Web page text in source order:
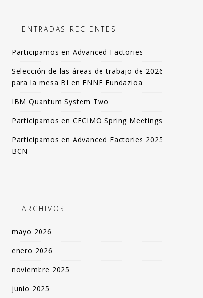
de decisiones.
comparto esas experiencias,
forma resumida pero clara. La
los podrás leer en 3-4
disfrutes tanto como yo.
-
ENTRADAS RECIENTES
Participamos en Advanced Factories
Selección de las áreas de trabajo de 2026
para la mesa BI en ENNE Fundazioa
IBM Quantum System Two
Participamos en CECIMO Spring Meetings
Participamos en Advanced Factories 2025
BCN
ARCHIVOS
mayo 2026
enero 2026
noviembre 2025
junio 2025